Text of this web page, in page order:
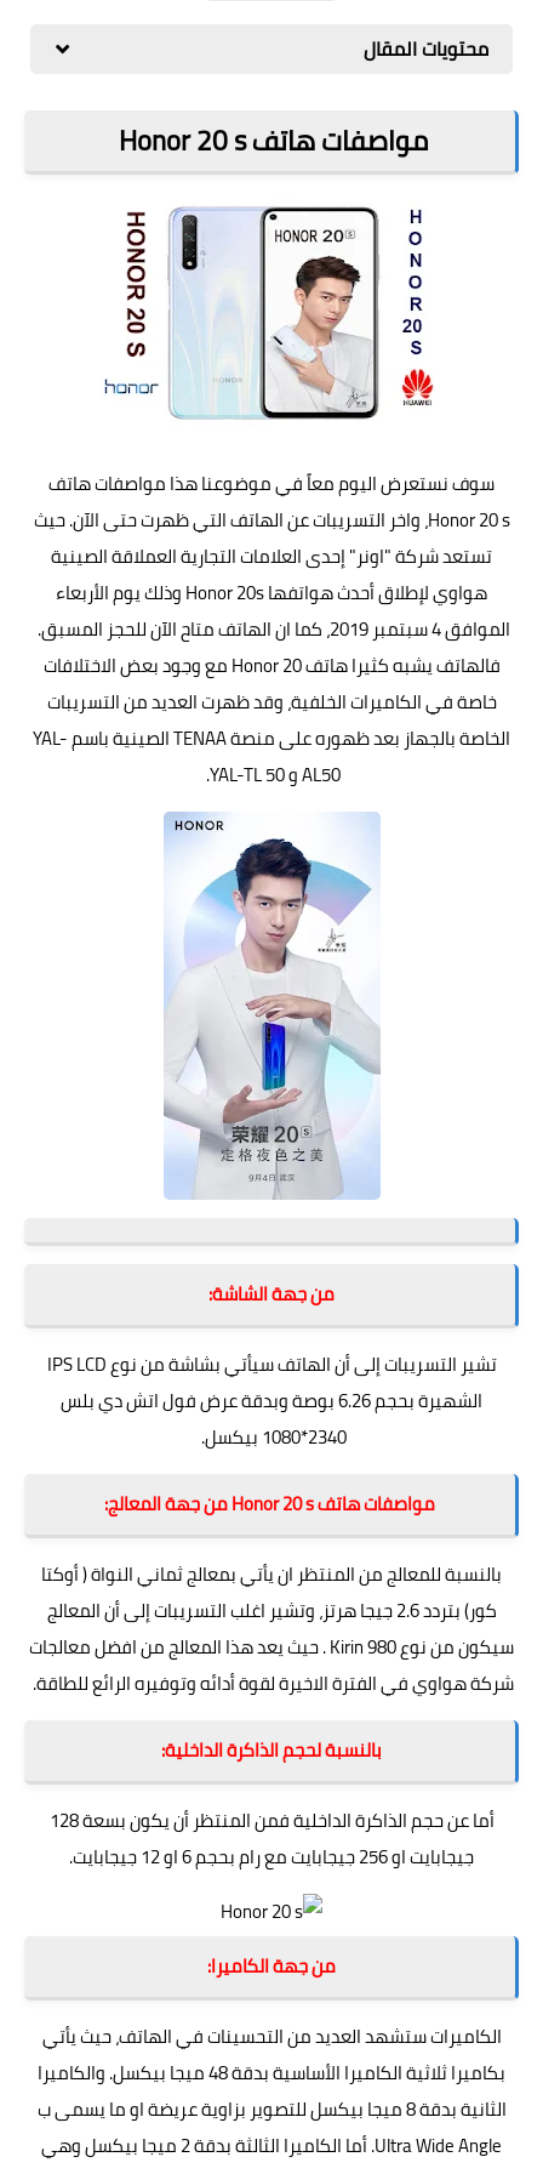
ذكاء اصطناعي
محتويات المقال
مواصفات هاتف Honor 20 s
سوف نستعرض اليوم معاً في موضوعنا هذا مواصفات هاتف
Honor 20 s، واخر التسريبات عن الهاتف التي ظهرت حتى الآن. حيث
تستعد شركة "اونر" إحدى العلامات التجارية العملاقة الصينية
هواوي
لإطلاق أحدث هواتفها Honor 20s وذلك يوم الأربعاء
الموافق 4 سبتمبر 2019، كما ان الهاتف متاح الآن للحجز المسبق.
فالهاتف يشبه كثيرا هاتف Honor 20 مع وجود بعض الاختلافات
خاصة في الكاميرات الخلفية، وقد ظهرت العديد من التسريبات
الخاصة بالجهاز بعد ظهوره على منصة TENAA الصينية باسم YAL-
AL50 و YAL-TL 50.
من جهة الشاشة:
تشير التسريبات إلى أن الهاتف سيأتي بشاشة من نوع IPS LCD
الشهيرة بحجم 6.26 بوصة وبدقة عرض فول اتش دي بلس
2340*1080 بيكسل.
مواصفات هاتف Honor 20 s من جهة المعالج:
بالنسبة للمعالج من المنتظر ان يأتي بمعالج ثماني النواة ( أوكتا
كور) بتردد 2.6 جيجا هرتز، وتشير اغلب التسريبات إلى أن المعالج
سيكون من نوع Kirin 980 . حيث يعد هذا المعالج من افضل معالجات
شركة هواوي في الفترة الاخيرة لقوة أدائه وتوفيره الرائع للطاقة.
بالنسبة لحجم الذاكرة الداخلية:
أما عن حجم الذاكرة الداخلية فمن المنتظر أن يكون بسعة 128
جيجابايت او 256 جيجابايت مع رام بحجم 6 او 12 جيجابايت.
من جهة الكاميرا:
الكاميرات ستشهد العديد من التحسينات في الهاتف، حيث يأتي
بكاميرا ثلاثية الكاميرا الأساسية بدقة 48 ميجا بيكسل. والكاميرا
الثانية بدقة 8 ميجا بيكسل للتصوير بزاوية عريضة او ما يسمى ب
Ultra Wide Angle. أما الكاميرا الثالثة بدقة 2 ميجا بيكسل وهي